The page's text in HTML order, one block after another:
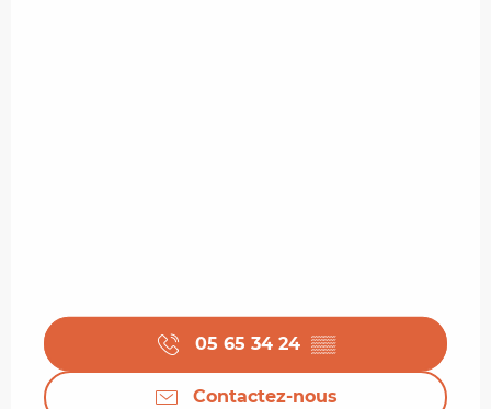
05 65 34 24 ▒▒
Contactez-nous